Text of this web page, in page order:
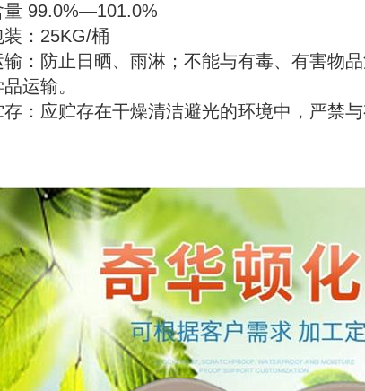
量 99.0%―101.0%
装：25KG/桶
输：防止日晒、雨淋；不能与有毒、有害物
运输。
存：应贮存在干燥清洁避光的环境中，严禁